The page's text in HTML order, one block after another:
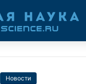
Новости